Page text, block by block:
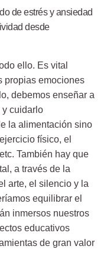
de estrés y ansiedad
desde
ello. Es vital
propias emociones
debemos enseñar a
y cuidarlo
la alimentación sino
físico, el
También hay que
a través de la
arte, el silencio y la
equilibrar el
inmersos nuestros
educativos
de gran valor